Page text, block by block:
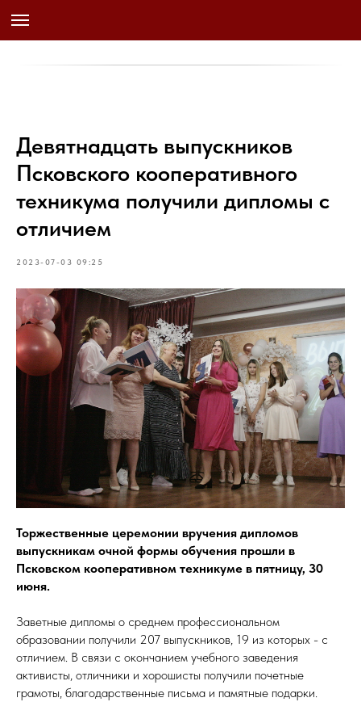
Девятнадцать выпускников
Псковского кооперативного
техникума получили дипломы с
отличием
2023-07-03 09:25
Торжественные церемонии вручения дипломов
выпускникам очной формы обучения прошли в
Псковском кооперативном техникуме в пятницу, 30
июня.
Заветные дипломы о среднем профессиональном
образовании получили 207 выпускников, 19 из которых - с
отличием. В связи с окончанием учебного заведения
активисты, отличники и хорошисты получили почетные
грамоты, благодарственные письма и памятные подарки.